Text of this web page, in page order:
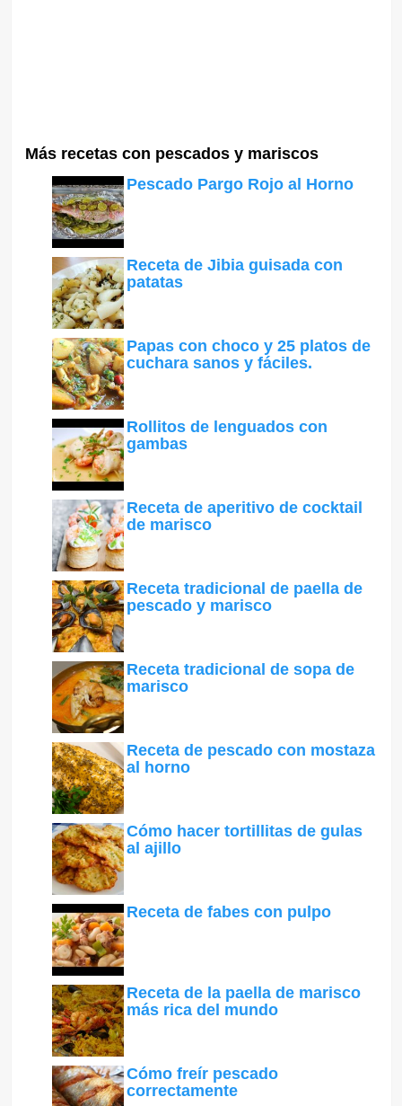
Más recetas con pescados y mariscos
Pescado Pargo Rojo al Horno
Receta de Jibia guisada con
patatas
Papas con choco y 25 platos de
cuchara sanos y fáciles.
Rollitos de lenguados con
gambas
Receta de aperitivo de cocktail
de marisco
Receta tradicional de paella de
pescado y marisco
Receta tradicional de sopa de
marisco
Receta de pescado con mostaza
al horno
Cómo hacer tortillitas de gulas
al ajillo
Receta de fabes con pulpo
Receta de la paella de marisco
más rica del mundo
Cómo freír pescado
correctamente